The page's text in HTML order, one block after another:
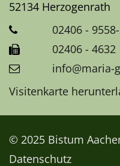
52134 Herzogenrath
02406 -
02406 - 4632
info@maria-
Visitenkarte
© 2025 Bistum
Datenschutz